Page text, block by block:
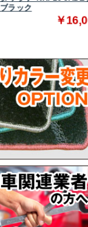
ク
￥16,000